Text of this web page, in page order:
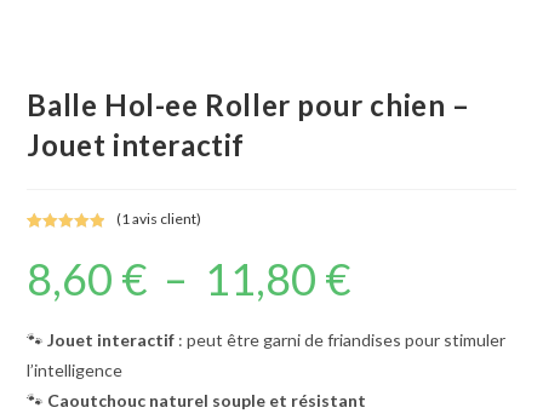
Balle Hol-ee Roller pour chien –
Jouet interactif
sur 5
basé sur
client
(1 avis client)
8,60 € – 11,80 €Plage
prix :
11,80 €
🐾Jouet interactif : peut être garni de friandises pour stimuler
l’intelligence
🐾 Caoutchouc naturel souple et résistant